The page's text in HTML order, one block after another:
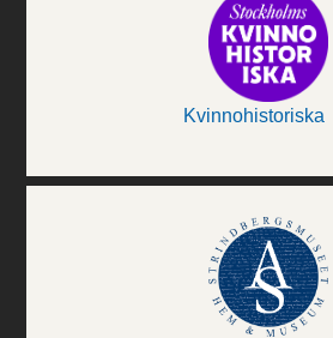
Kvinnohistoriska